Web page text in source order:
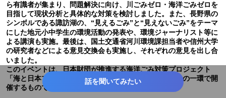
ら有識者が集まり、問題解決に向け、川ごみゼロ・海洋ごみゼロを
目指して現状分析と具体的な対策を検討しました。また、長野県の
シンボルである諏訪湖の、“見えるごみ”と“見えないごみ”をテーマ
にした地元小中学生の環境活動の発表や、環境ジャーナリスト等に
よる講演も実施。最後は、国土交通省河川環境課担当者や信州大学
の研究者などによる意見交換会も実施し、それぞれの意見を出し合
いました。
このイベントは、日本財団が推進する海洋ごみ対策プロジェクト
「海と日本プロジェクト・CHANGE FOR THE BLUE」の一環で開
催するものです。
話を聞いてみたい